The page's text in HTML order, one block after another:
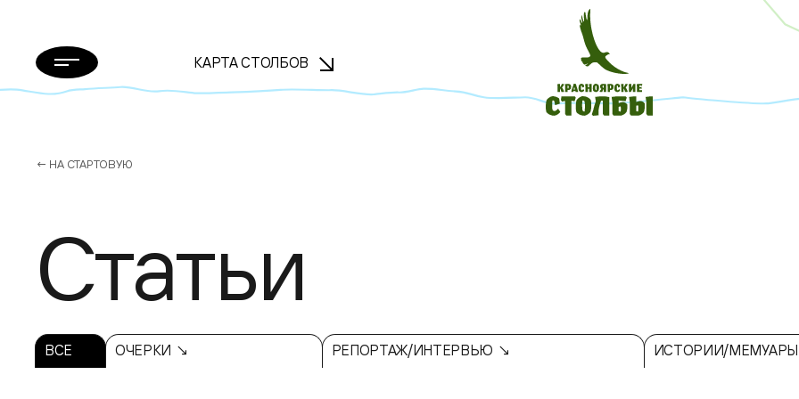
КАРТА СТОЛБОВ
← НА СТАРТОВУЮ
Статьи
ВСЕ ОЧЕРКИ ↘ РЕПОРТАЖ/ИНТЕРВЬЮ ↘ ИСТОРИИ/